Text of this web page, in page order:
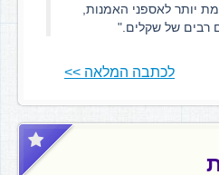
יותר לאספני האמנות,
רבים של שקלים."
לכתבה המלאה >>